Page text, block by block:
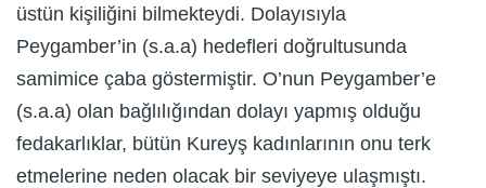
üstün kişiliğini bilmekteydi. Dolayısıyla
Peygamber’in (s.a.a) hedefleri doğrultusunda
samimice çaba göstermiştir. O’nun Peygamber’e
(s.a.a) olan bağlılığından dolayı yapmış olduğu
fedakarlıklar, bütün Kureyş kadınlarının onu terk
etmelerine neden olacak bir seviyeye ulaşmıştı.